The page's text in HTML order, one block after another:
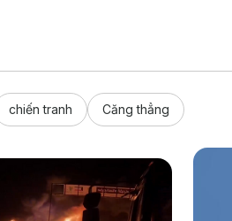
chiến tranh Căng thẳng